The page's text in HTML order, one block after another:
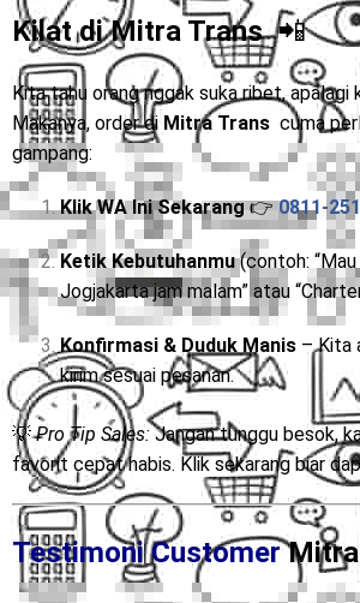
Cara Order Travel,
Kilat diMitra Trans📲
Kita tahu orang nggak suka ribet, apalagi
Makanya, order di Mitra Trans
cuma
gampang:
Klik WA Ini Sekarang👉 0811-
Ketik Kebutuhanmu(contoh:
Jogjakarta jam malam” atau
Konfirmasi & Duduk Manis
– Kita
kirim sesuai pesanan.
💡Pro Tip Sales:Jangan tunggu besok,
favorit cepat habis. Klik sekarang biar
Testimoni Customer